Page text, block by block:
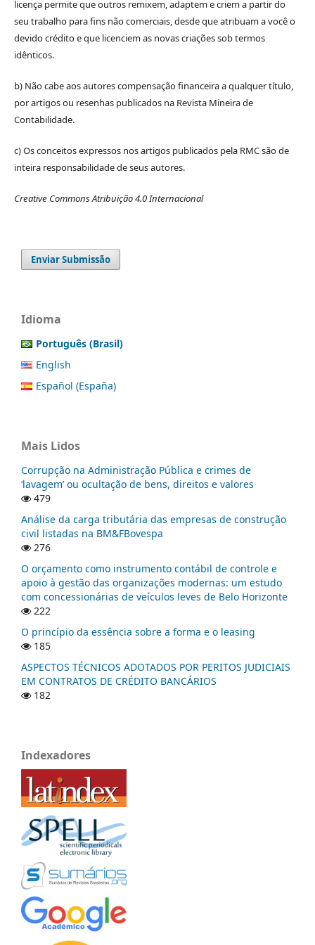
licença permite que outros remixem, adaptem e criem a partir do
seu trabalho para fins não comerciais, desde que atribuam a você o
devido crédito e que licenciem as novas criações sob termos
idênticos.
b) Não cabe aos autores compensação financeira a qualquer título,
por artigos ou resenhas publicados na Revista Mineira de
Contabilidade.
c) Os conceitos expressos nos artigos publicados pela RMC são de
inteira responsabilidade de seus autores.
Creative Commons Atribuição 4.0 Internacional
Enviar Submissão
Idioma
Português (Brasil)
English
Español (España)
Mais Lidos
Corrupção na Administração Pública e crimes de
‘lavagem’ ou ocultação de bens, direitos e valores
479
Análise da carga tributária das empresas de construção
civil listadas na BM&FBovespa
276
O orçamento como instrumento contábil de controle e
apoio à gestão das organizações modernas: um estudo
com concessionárias de veículos leves de Belo Horizonte
222
O princípio da essência sobre a forma e o leasing
185
ASPECTOS TÉCNICOS ADOTADOS POR PERITOS JUDICIAIS
EM CONTRATOS DE CRÉDITO BANCÁRIOS
182
Indexadores